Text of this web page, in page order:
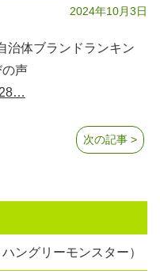
2024年10月3日
体ブランドランキン
声
次の記事 >
ングリーモンスター）